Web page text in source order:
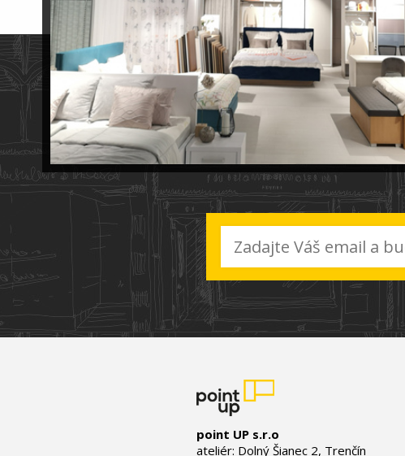
point UP s.r.o
ateliér: Dolný Šianec 2, Trenčín